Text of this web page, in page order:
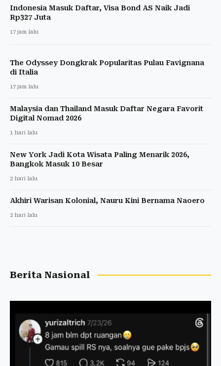
Indonesia Masuk Daftar, Visa Bond AS Naik Jadi
Rp327 Juta
17 jam lalu
The Odyssey Dongkrak Popularitas Pulau Favignana
di Italia
17 jam lalu
Malaysia dan Thailand Masuk Daftar Negara Favorit
Digital Nomad 2026
1 hari lalu
New York Jadi Kota Wisata Paling Menarik 2026,
Bangkok Masuk 10 Besar
2 hari lalu
Akhiri Warisan Kolonial, Nauru Kini Bernama Naoero
2 hari lalu
Berita Nasional